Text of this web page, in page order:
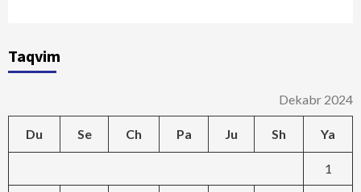
Taqvim
Dekabr 2024
Du Se Ch Pa Ju Sh Ya
1